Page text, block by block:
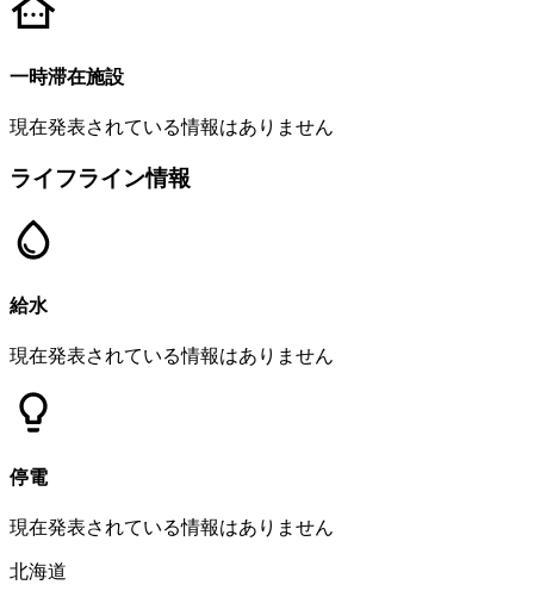
一時滞在施設
現在発表されている情報はありません
ライフライン情報
給水
現在発表されている情報はありません
停電
現在発表されている情報はありません
北海道